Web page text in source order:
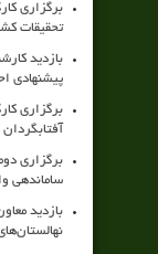
برگزاری
تحقیقات
بازدید
پیشنهادی
برگزاری
ساماندهی
بازدید